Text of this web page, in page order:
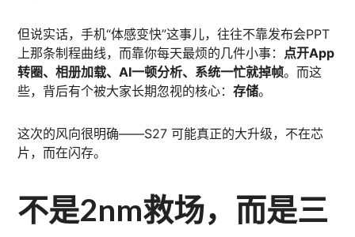
但说实话，手机“体感变快”这事儿，往往不靠发布会PPT
上那条制程曲线，而靠你每天最烦的几件小事： 点开App
转圈、相册加载、AI一顿分析、系统一忙就掉帧。而这
些，背后有个被大家长期忽视的核心：存储。
这次的风向很明确——S27 可能真正的大升级，不在芯
片，而在闪存。
不是2nm救场，而是三